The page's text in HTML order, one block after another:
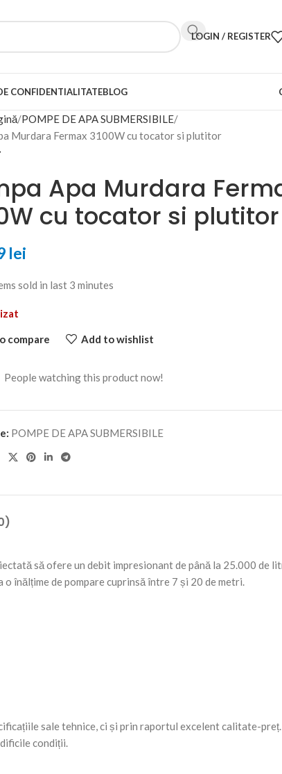
LOGIN / REGISTER
CONFIDENTIALITATEBLOG
POMPE DE APA SUBMERSIBILE
Murdara Fermax 3100W cu tocator si plutitor
Apa Murdara
cu tocator si plutitor
lei
sold in last 3 minutes
compare Add to wishlist
People watching this product now!
POMPE DE APA SUBMERSIBILE
să ofere un debit impresionant de până la 25.000 de
înălțime de pompare cuprinsă între 7 și 20 de metri.
sale tehnice, ci și prin raportul excelent calitate-
condiții.